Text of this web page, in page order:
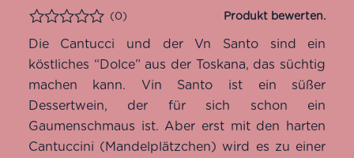
Bewertet
(0)
Die Cantucci und der Vn Santo sind ein
köstliches “Dolce” aus der Toskana, das süchtig
machen kann. Vin Santo ist ein süßer
Dessertwein, der für sich schon ein
Gaumenschmaus ist. Aber erst mit den harten
Cantuccini (Mandelplätzchen) wird es zu einer